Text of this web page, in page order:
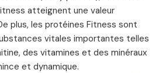
atteignent une valeur
plus, les protéines Fitness sont
vitales importantes telles
des vitamines et des minéraux
et dynamique.